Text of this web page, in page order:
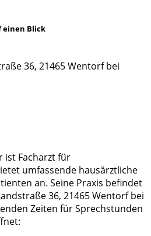
Blick
36, 21465 Wentorf bei
ist Facharzt für
umfassende hausärztliche
an. Seine Praxis befindet
36, 21465 Wentorf bei
Zeiten für Sprechstunden